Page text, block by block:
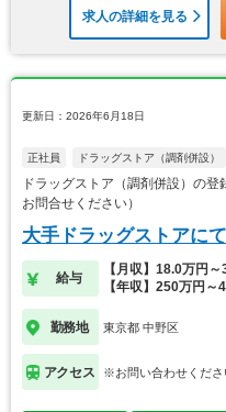
求人の詳細を見る
更新日：2026年6月18日
正社員 ドラッグストア（調剤併設）
ドラッグストア（調剤併設）の
お問合せください）
大手ドラッグストアに
給与
【月収】18.0万円～
【年収】250万円～
勤務地 東京都 中野区
アクセス ※お問い合わせくださ